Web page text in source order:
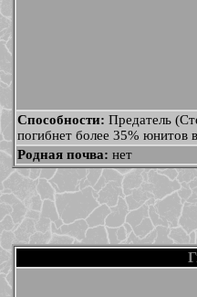
Способности: Предатель
погибнет более 35% юнитов
Родная почва: нет